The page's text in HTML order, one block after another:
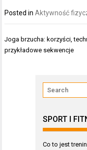
Posted inAktywność
Nawigacja
wpisu
Joga brzucha: korzyści,
przykładowe sekwencje
SPORT I
Co to jest